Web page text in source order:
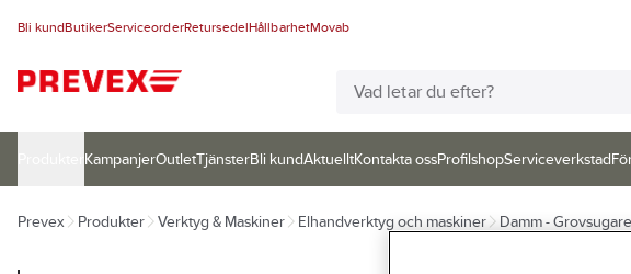
Bli kundButikerServiceorderRetursedelHållbarhetMovab
KampanjerOutletTjänsterBli kundAktuelltKontakta ossProfilshopServiceverkstad
Prevex Produkter Verktyg & Maskiner Elhandverktyg och maskiner Damm -